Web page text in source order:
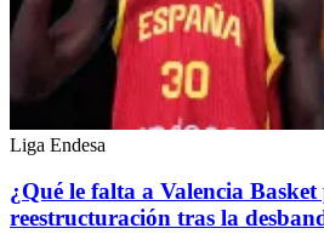
Liga Endesa
¿Qué le falta a Valencia
reestructuración tras la